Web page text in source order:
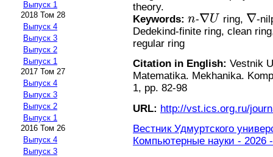
Выпуск 1
2018 Том 28
Выпуск 4
Выпуск 3
Выпуск 2
Выпуск 1
2017 Том 27
Выпуск 4
Выпуск 3
Выпуск 2
Выпуск 1
2016 Том 26
Выпуск 4
Выпуск 3
theory.
Keywords: n
n -∇U
∇U ring, ∇
∇ -
Dedekind-finite ring, clean
regular ring
Citation in English: Vestnik
Matematika. Mekhanika.
1, pp. 82-98
URL: http://vst.ics.org.ru/
Вестник Удмуртского
Компьютерные науки - 2026